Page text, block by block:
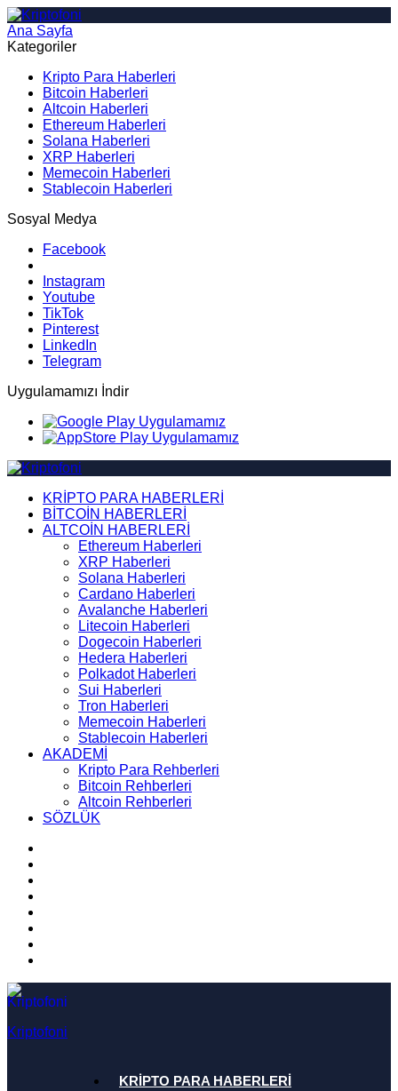
Ana Sayfa
Kategoriler
Kripto Para Haberleri
Bitcoin Haberleri
Altcoin Haberleri
Ethereum Haberleri
Solana Haberleri
XRP Haberleri
Memecoin Haberleri
Stablecoin Haberleri
Sosyal Medya
Facebook
Instagram
Youtube
TikTok
Pinterest
LinkedIn
Telegram
Uygulamamızı İndir
KRİPTO PARA HABERLERİ
BİTCOİN HABERLERİ
ALTCOİN HABERLERİ
Ethereum Haberleri
XRP Haberleri
Solana Haberleri
Cardano Haberleri
Avalanche Haberleri
Litecoin Haberleri
Dogecoin Haberleri
Hedera Haberleri
Polkadot Haberleri
Sui Haberleri
Tron Haberleri
Memecoin Haberleri
Stablecoin Haberleri
AKADEMİ
Kripto Para Rehberleri
Bitcoin Rehberleri
Altcoin Rehberleri
SÖZLÜK
Kriptofoni
KRİPTO PARA HABERLERİ